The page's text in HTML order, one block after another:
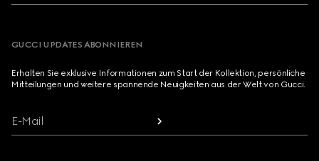
GUCCI UPDATES ABONNIEREN
Erhalten Sie exklusive Informationen zum Start der Kollektion, persönliche
Mitteilungen und weitere spannende Neuigkeiten aus der Welt von Gucci.
E-Mail